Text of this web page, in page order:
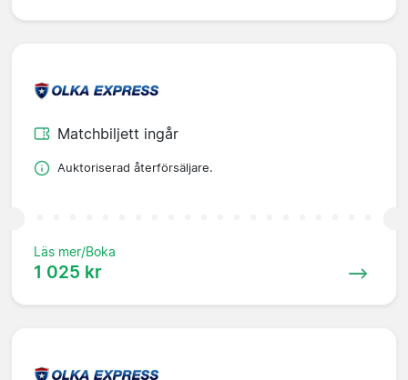
Matchbiljett ingår
Auktoriserad återförsäljare.
Läs mer/Boka
1 025 kr